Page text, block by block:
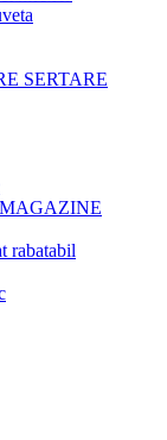
SERTARE
rabatabil